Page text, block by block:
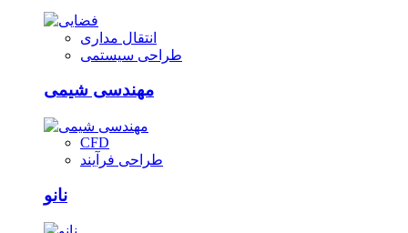
انتقال مداری
طراحی سیستمی
مهندسی شیمی
CFD
طراحی فرآیند
نانو